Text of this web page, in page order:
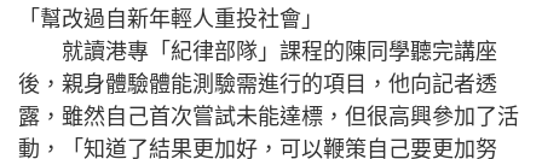
「幫改過自新年輕人重投社會」
就讀港專「紀律部隊」課程的陳同學聽完講座
後，親身體驗體能測驗需進行的項目，他向記者透
露，雖然自己首次嘗試未能達標，但很高興參加了活
動，「知道了結果更加好，可以鞭策自己要更加努